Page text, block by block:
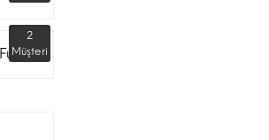
2
Müşteri